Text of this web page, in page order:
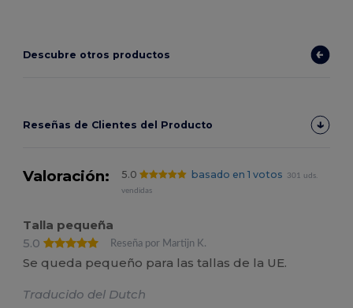
Descubre otros productos
Reseñas de Clientes del Producto
Valoración: 5.0 basado en 1 votos
301 uds.
vendidas
Talla pequeña
5.0
Reseña por Martijn K.
Se queda pequeño para las tallas de la UE.
Traducido del Dutch